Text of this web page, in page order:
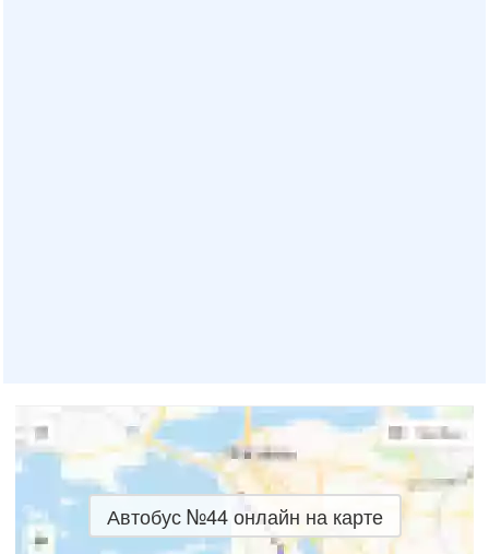
Автобус №44 онлайн на карте